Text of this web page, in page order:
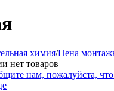
химия/Пена
нет товаров
нам, пожалуйста,